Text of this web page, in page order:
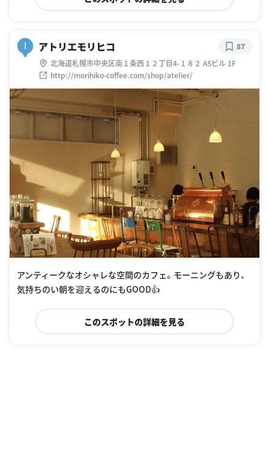
I アトリエモリヒコ
北海道札幌市中央区南１条西１２丁目4-１８２ ASビル 1F
http://morihiko-coffee.com/shop/atelier/
87
アンティークなオシャレな空間のカフェ。モーニングもあり、
気持ちのい朝を迎えるのにもGOOD👍
このスポットの詳細を見る